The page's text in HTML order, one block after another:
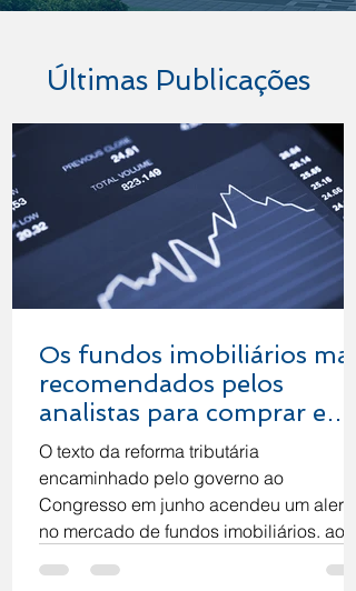
Últimas Publicações
Os fundos imobiliários mais
recomendados pelos
analistas para comprar em
2021
O texto da reforma tributária
encaminhado pelo governo ao
Congresso em junho acendeu um alerta
no mercado de fundos imobiliários, ao...